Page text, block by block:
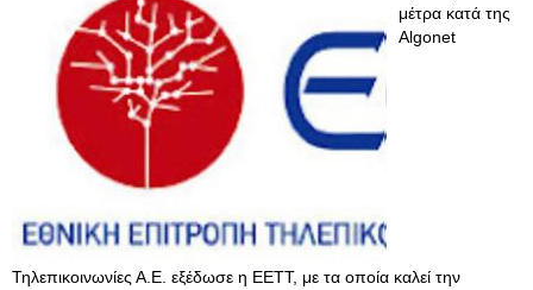
μέτρα κατά της
Algonet
Τηλεπικοινωνίες Α.Ε. εξέδωσε η ΕΕΤΤ, με τα οποία καλεί την